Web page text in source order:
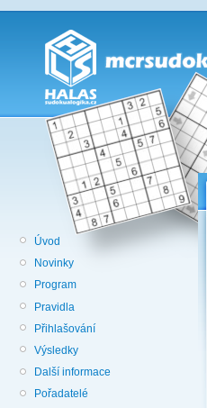
Úvod
Novinky
Program
Pravidla
Přihlašování
Výsledky
Další informace
Pořadatelé